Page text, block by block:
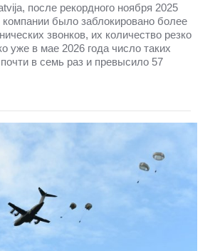
после рекордного ноября 2025
компании было заблокировано более
звонков, их количество резко
уже в мае 2026 года число таких
в семь раз и превысило 57